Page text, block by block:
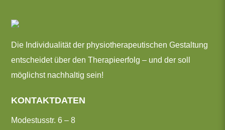
Die Individualität der physiotherapeutischen Ge­staltung
entscheidet über den Therapieerfolg – und der soll
möglichst nachhaltig sein!
KONTAKTDATEN
Modestusstr. 6 – 8